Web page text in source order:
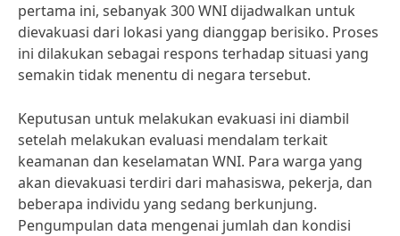
pertama ini, sebanyak 300 WNI dijadwalkan untuk
dievakuasi dari lokasi yang dianggap berisiko. Proses
ini dilakukan sebagai respons terhadap situasi yang
semakin tidak menentu di negara tersebut.
Keputusan untuk melakukan evakuasi ini diambil
setelah melakukan evaluasi mendalam terkait
keamanan dan keselamatan WNI. Para warga yang
akan dievakuasi terdiri dari mahasiswa, pekerja, dan
beberapa individu yang sedang berkunjung.
Pengumpulan data mengenai jumlah dan kondisi